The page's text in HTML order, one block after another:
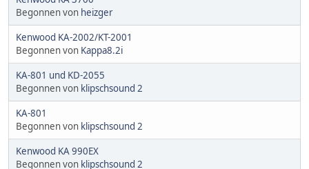
Begonnen von heizger
Kenwood KA-2002/KT-2001
Begonnen von Kappa8.2i
KA-801 und KD-2055
Begonnen von klipschsound 2
KA-801
Begonnen von klipschsound 2
Kenwood KA 990EX
Begonnen von klipschsound 2